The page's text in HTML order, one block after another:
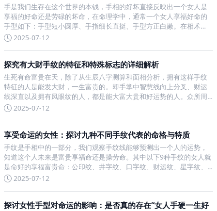
手是我们生存在这个世界的本钱，手相的好坏直接反映出一个女人是
享福的好命还是劳碌的坏命，在命理学中，通常一个女人享福好命的
手型如下：手型短小圆厚、手指细长直挺、手型方正白嫩。在相术
中，手相也是一大分类，我们可以通过手相来观测自己的未来。尤其
2025-07-12
探究有大财手纹的特征和特殊标志的详细解析
生死有命富贵在天，除了从生辰八字测算和面相分析，拥有这样手纹
特征的人是能发大财，一生富贵的。即手掌中智慧线向上分叉、财运
线深直以及拥有凤眼纹的人，都是能大富大贵和好运势的人。众所周
知，在手掌中有五条线，分别是智慧线、感情线、生命线、事业线以
2025-07-12
享受命运的女性：探讨九种不同手纹代表的命格与特质
手纹是手相中的一部分，我们观察手纹线能够预测出一个人的运势，
知道这个人未来是富贵享福命还是操劳命。其中以下9种手纹的女人就
是命好的享福富贵命：公印纹、井字纹、口字纹、财运纹、星字纹、
豪宅纹、黑子纹、遇贵纹、祖庇纹。我们都知道相术能够反映出我们
2025-07-12
探讨女性手型对命运的影响：是否真的存在“女人手硬一生好